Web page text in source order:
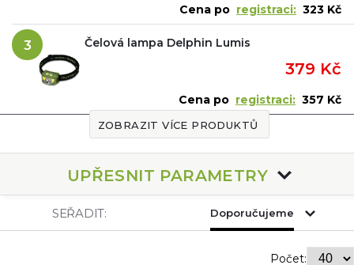
Čelovky pro profesionální využití
Čelovky s vysokou svítivostí běžně nad 800 lm, s řadou
Druh využití čelovky
dosvit
cca 50 m
Cena po registraci: 323 Kč
3 Čelová lampa Delphin Lumis
379 Kč
Cena po registraci: 357 Kč
ZOBRAZIT VÍCE PRODUKTŮ
UPŘESNIT PARAMETRY
SEŘADIT: Doporučujeme
Počet: